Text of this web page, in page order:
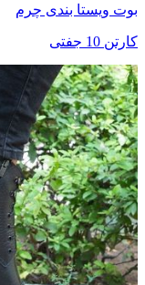
بوت ویستا بندی چرم
کارتن 10 جفتی